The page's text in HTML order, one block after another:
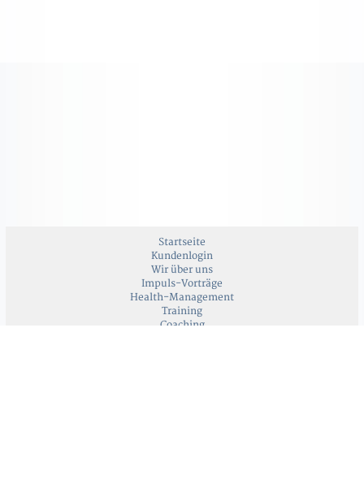
Startseite
Kundenlogin
Wir über uns
Impuls-Vorträge
Health-Management
Training
Coaching